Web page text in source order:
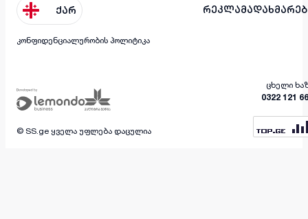
ქარ რეკლამა
კონფიდენციალურობის პოლიტიკა
ცხელი
0322 121
© SS.ge ყველა უფლება დაცულია